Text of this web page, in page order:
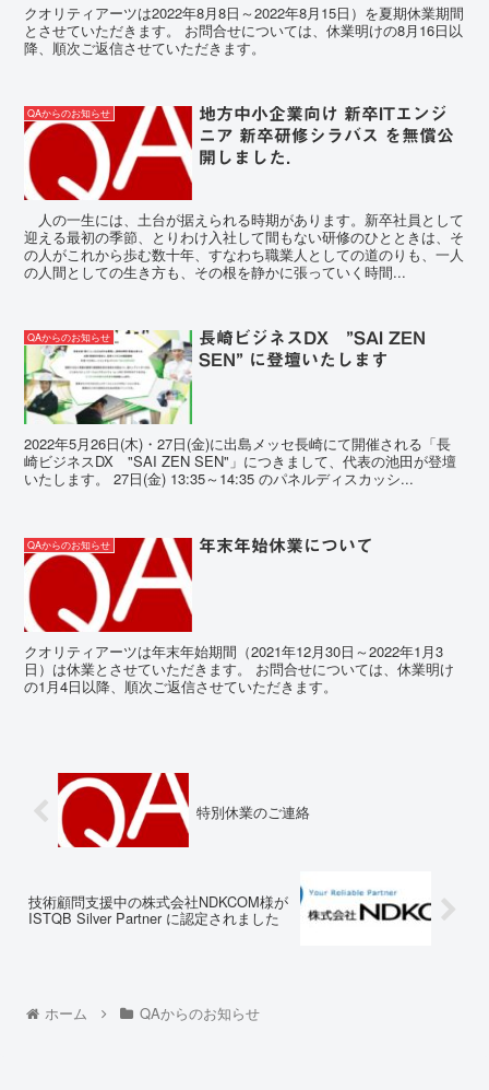
クオリティアーツは2022年8月8日～2022年8月15日）を夏期休業期間
とさせていただきます。 お問合せについては、休業明けの8月16日以
降、順次ご返信させていただきます。
QAからのお知らせ
地方中小企業向け 新卒ITエンジ
ニア 新卒研修シラバス を無償公
開しました．
人の一生には、土台が据えられる時期があります。新卒社員として
迎える最初の季節、とりわけ入社して間もない研修のひとときは、そ
の人がこれから歩む数十年、すなわち職業人としての道のりも、一人
の人間としての生き方も、その根を静かに張っていく時間...
QAからのお知らせ
長崎ビジネスDX ”SAI ZEN
SEN” に登壇いたします
2022年5月26日(木)・27日(金)に出島メッセ長崎にて開催される「長
崎ビジネスDX "SAI ZEN SEN"」につきまして、代表の池田が登壇
いたします。 27日(金) 13:35～14:35 のパネルディスカッシ...
QAからのお知らせ 年末年始休業について
クオリティアーツは年末年始期間（2021年12月30日～2022年1月3
日）は休業とさせていただきます。 お問合せについては、休業明け
の1月4日以降、順次ご返信させていただきます。
特別休業のご連絡
技術顧問支援中の株式会社NDKCOM様が
ISTQB Silver Partner に認定されました
ホーム QAからのお知らせ